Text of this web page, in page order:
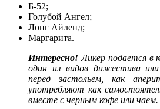
Б-52;
Голубой Ангел;
Лонг Айленд;
Маргарита.
Интересно! Ликер подается в
один из видов дижестива или
перед застольем, как
употребляют как
вместе с черным кофе или чаем.